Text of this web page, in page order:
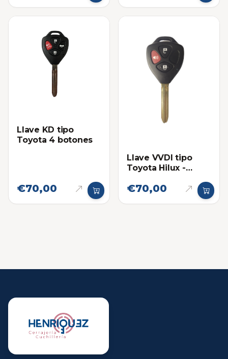
Llave KD tipo
Toyota 4 botones
€70,00
Llave VVDI tipo
Toyota Hilux -
€70,00